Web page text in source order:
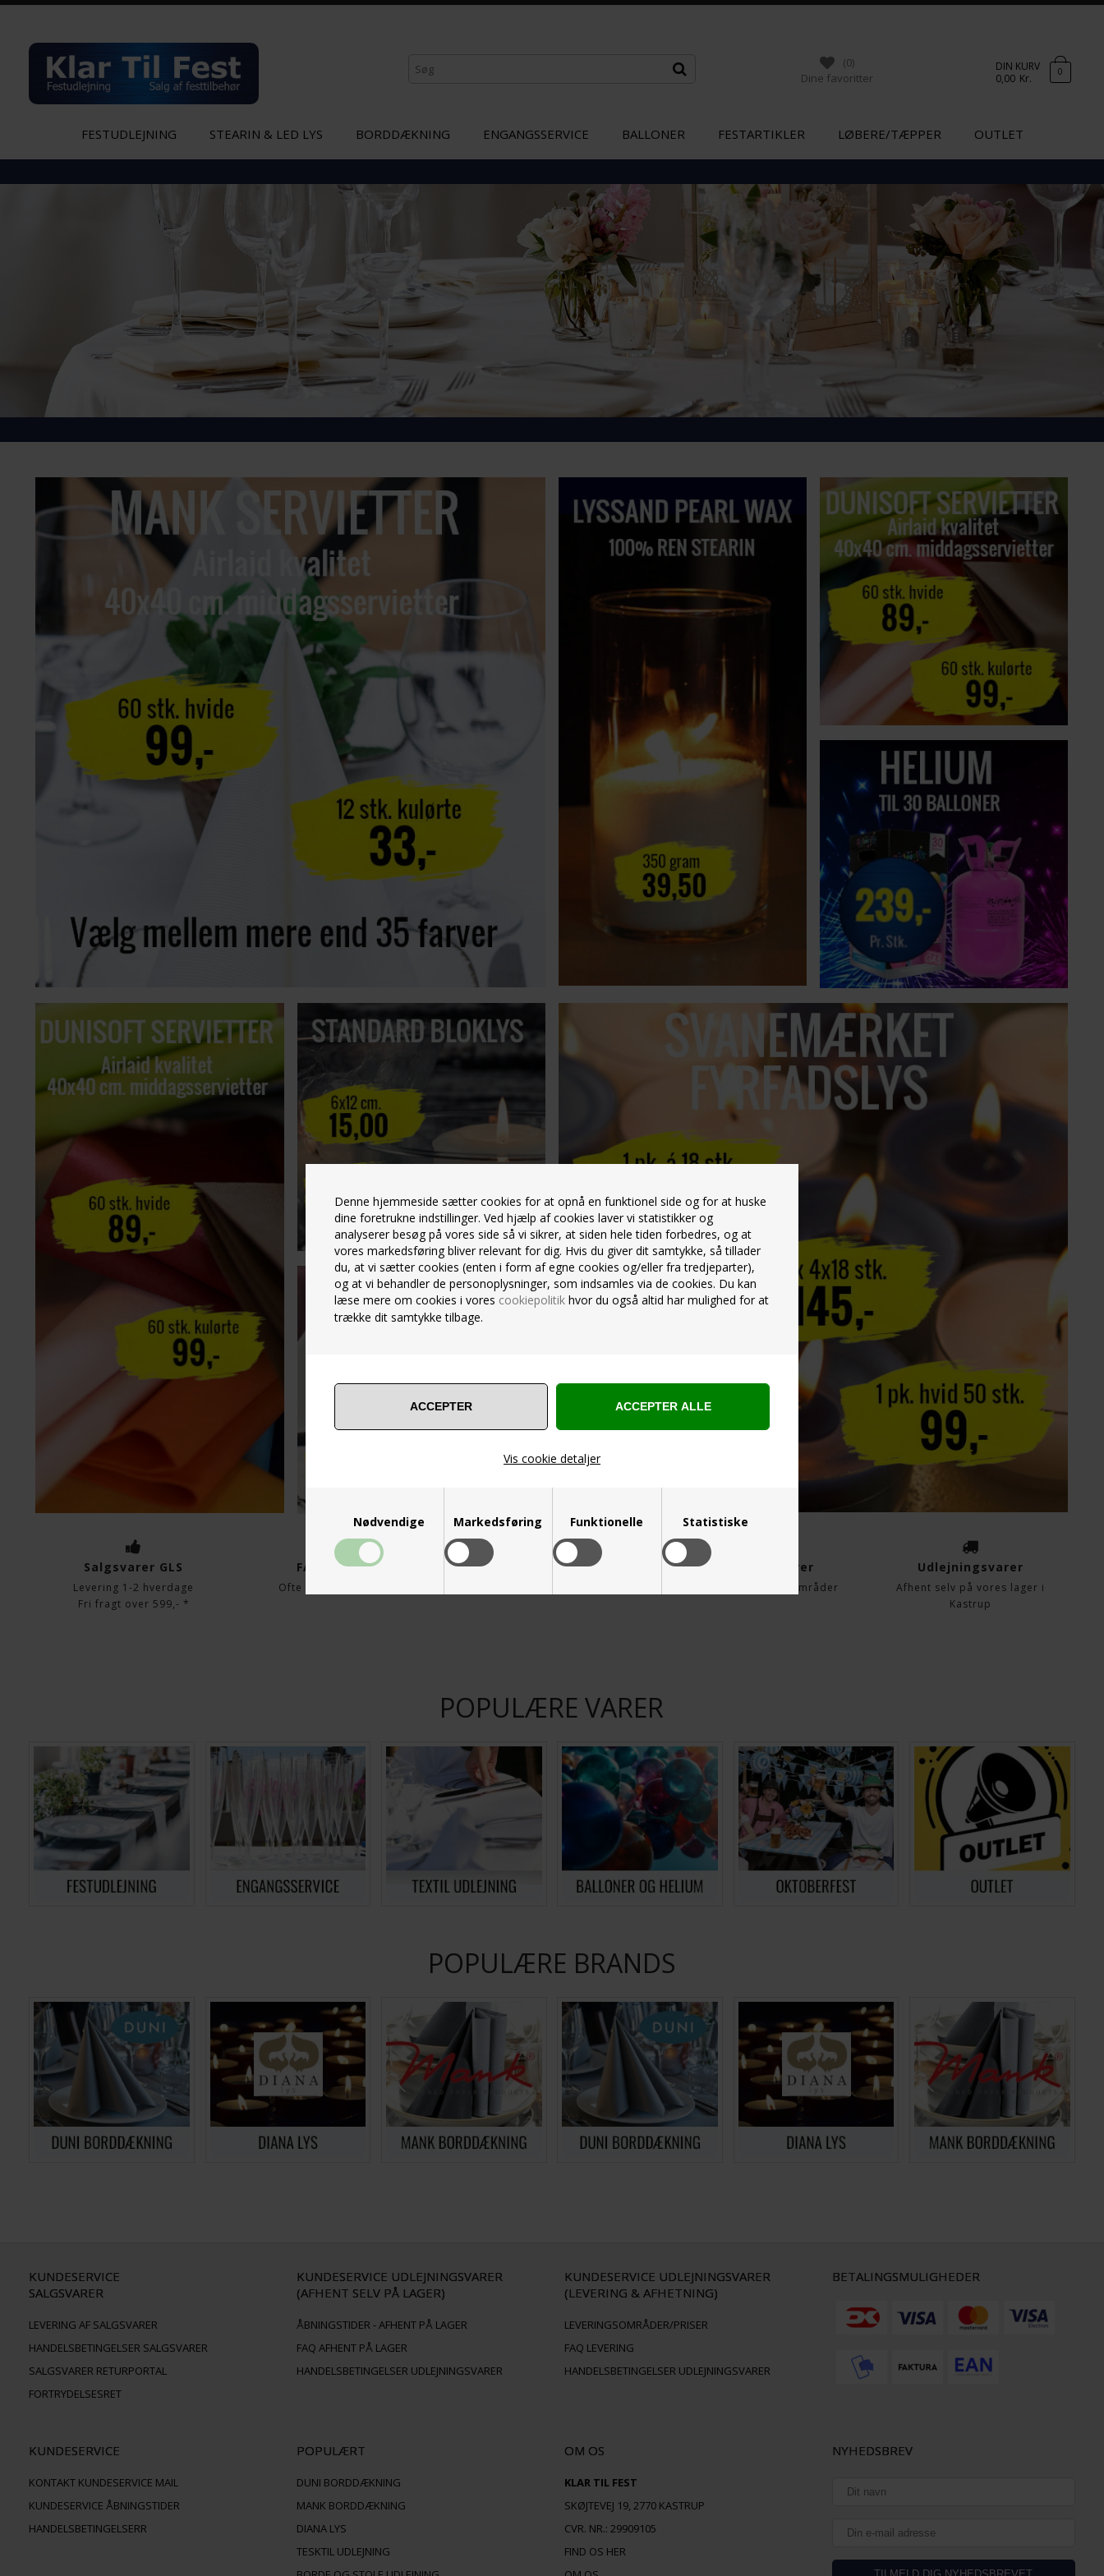
Denne hjemmeside sætter cookies for at opnå en funktionel side og for at huske
dine foretrukne indstillinger. Ved hjælp af cookies laver vi statistikker og
analyserer besøg på vores side så vi sikrer, at siden hele tiden forbedres, og at
vores markedsføring bliver relevant for dig. Hvis du giver dit samtykke, så tillader
du, at vi sætter cookies (enten i form af egne cookies og/eller fra tredjeparter),
og at vi behandler de personoplysninger, som indsamles via de cookies. Du kan
læse mere om cookies i vores cookiepolitik hvor du også altid har mulighed for at
trække dit samtykke tilbage.
Vis cookie detaljer
Nødvendige Markedsføring Funktionelle Statistiske
(0)
Dine favoritter
DIN KURV
0,00 Kr. 0
FESTUDLEJNING STEARIN & LED LYS BORDDÆKNING ENGANGSSERVICE BALLONER FESTARTIKLER LØBERE/TÆPPER OUTLET
Salgsvarer GLS
Levering 1-2 hverdage
Fri fragt over 599,- *
FAQ udlejning
Ofte stillede spørgsmål
Kundeservice Udlejningsvarer
Levering & Leveringområder
Udlejningsvarer
Afhent selv på vores lager i
Kastrup
POPULÆRE VARER
POPULÆRE BRANDS
KUNDESERVICE
SALGSVARER
LEVERING AF SALGSVARER
HANDELSBETINGELSER SALGSVARER
SALGSVARER RETURPORTAL
FORTRYDELSESRET
KUNDESERVICE UDLEJNINGSVARER
(AFHENT SELV PÅ LAGER)
ÅBNINGSTIDER - AFHENT PÅ LAGER
FAQ AFHENT PÅ LAGER
HANDELSBETINGELSER UDLEJNINGSVARER
KUNDESERVICE UDLEJNINGSVARER
(LEVERING & AFHETNING)
LEVERINGSOMRÅDER/PRISER
FAQ LEVERING
HANDELSBETINGELSER UDLEJNINGSVARER
BETALINGSMULIGHEDER
KUNDESERVICE
KONTAKT KUNDESERVICE MAIL
KUNDESERVICE ÅBNINGSTIDER
HANDELSBETINGELSERR
POPULÆRT
DUNI BORDDÆKNING
MANK BORDDÆKNING
DIANA LYS
TESKTIL UDLEJNING
OM OS
KLAR TIL FEST
SKØJTEVEJ 19, 2770 KASTRUP
CVR. NR.: 29909105
FIND OS HER
NYHEDSBREV